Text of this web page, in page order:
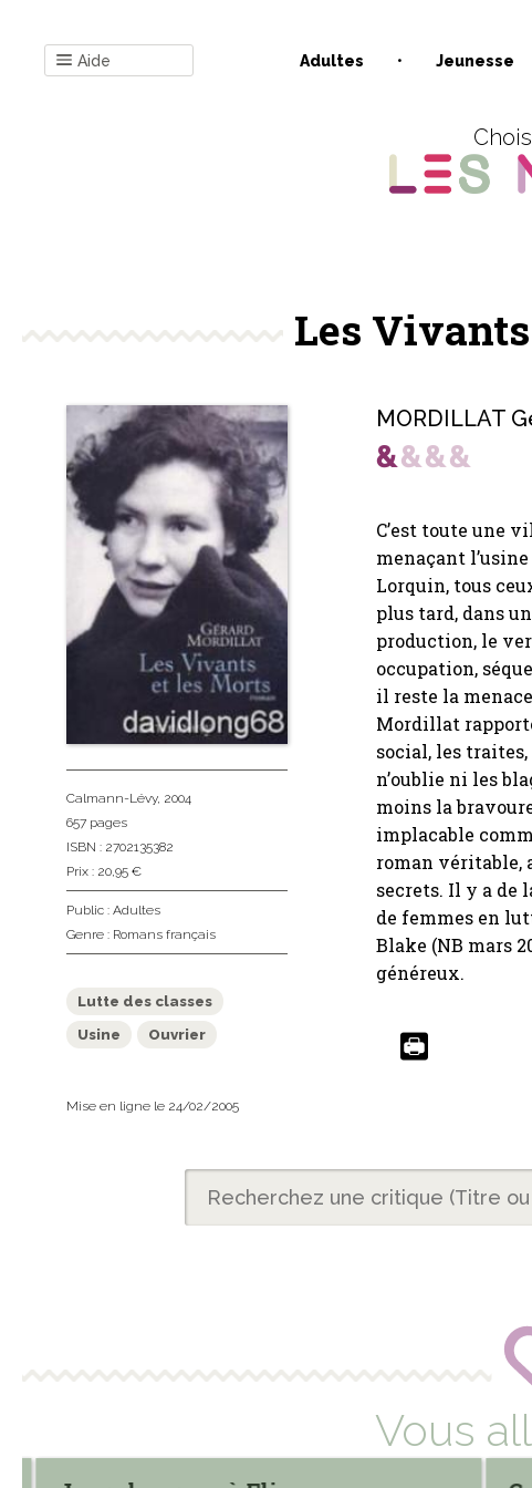
Aide Adultes Jeunesse
Les
MORDILLAT
C’est toute une
menaçant
Lorquin, tous
plus tard, dans
production, le
occupation,
il reste la
Mordillat
social, les
n’oublie ni les
moins la
implacable
roman véritable,
secrets. Il y a de
de femmes en
Blake (NB mars
généreux.
Calmann-Lévy, 2004
657 pages
ISBN : 2702135382
Prix : 20,95 €
Public : Adultes
Genre : Romans français
Lutte des classes
Usine
Ouvrier
Mise en ligne le 24/02/2005
Vous